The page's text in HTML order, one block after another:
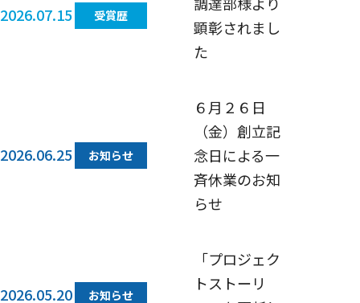
2026.07.15 受賞歴
顕彰されまし
た
2026.06.25 お知らせ
６月２６日
（金）創立記
念日による一
斉休業のお知
らせ
2026.05.20 お知らせ
「プロジェク
トストーリ